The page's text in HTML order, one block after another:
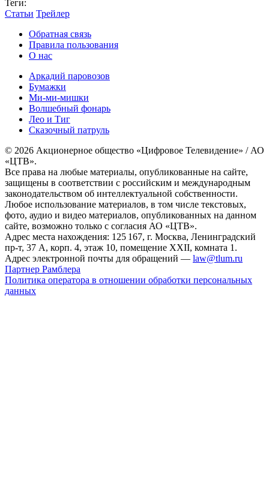
Теги:
Статьи Трейлер
Обратная связь
Правила пользования
О нас
Аркадий паровозов
Бумажки
Ми-ми-мишки
Волшебный фонарь
Лео и Тиг
Сказочный патруль
© 2026 Акционерное общество «Цифровое Телевидение» / АО
«ЦТВ».
Все права на любые материалы, опубликованные на сайте,
защищены в соответствии с российским и международным
законодательством об интеллектуальной собственности.
Любое использование материалов, в том числе текстовых,
фото, аудио и видео материалов, опубликованных на данном
сайте, возможно только с согласия АО «ЦТВ».
Адрес места нахождения: 125 167, г. Москва, Ленинградский
пр-т, 37 А, корп. 4, этаж 10, помещение XXII, комната 1.
Адрес электронной почты для обращений — law@tlum.ru
Партнер Рамблера
Политика оператора в отношении обработки персональных
данных